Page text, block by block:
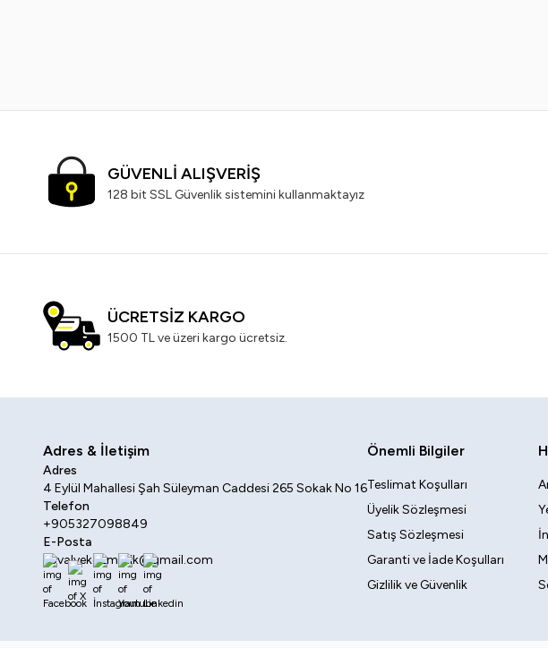
GÜVENLİ ALIŞVERİŞ
128 bit SSL Güvenlik sistemini kullanmaktayız
ÜCRETSİZ KARGO
1500 TL ve üzeri kargo ücretsiz.
Adres & İletişim
Adres
4 Eylül Mahallesi Şah Süleyman Caddesi 265 Sokak No 16
Telefon
+905327098849
E-Posta
sovalyekozmetik@gmail.com
Facebook
X İnstagram
Youtube
Önemli Bilgiler
Teslimat Koşulları
Üyelik Sözleşmesi
Satış Sözleşmesi
Garanti ve İade Koşulları
Gizlilik ve Güvenlik